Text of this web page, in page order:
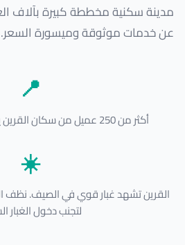
مدينة سكنية مخططة كبيرة بآلاف
عن خدمات موثوقة وميسورة السعر.
📍
أكثر من 250 عميل من سكان القرين يثقون بخدماتنا شهرياً.
☀️
القرين تشهد غبار قوي في الصيف. نظف
لتجنب دخول الغبار